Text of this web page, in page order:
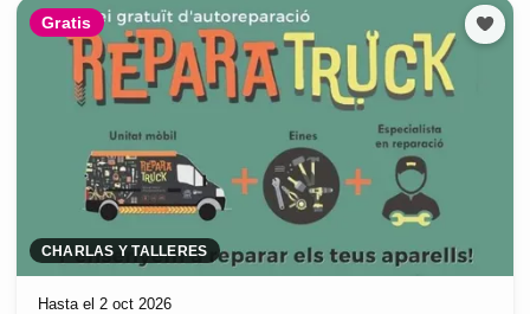
Gratis
CHARLAS Y TALLERES
Hasta el 2 oct 2026